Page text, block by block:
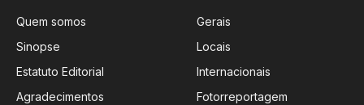
Quem somos
Sinopse
Estatuto Editorial
Agradecimentos
Gerais
Locais
Internacionais
Fotorreportagem